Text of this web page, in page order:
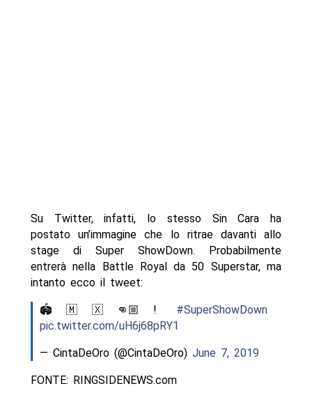
Su Twitter, infatti, lo stesso Sin Cara ha
postato un’immagine che lo ritrae davanti allo
stage di Super ShowDown. Probabilmente
entrerà nella Battle Royal da 50 Superstar, ma
intanto ecco il tweet:
🏟🇲🇽👊🏼! #SuperShowDown
pic.twitter.com/uH6j68pRY1
— CintaDeOro (@CintaDeOro) June 7, 2019
FONTE: RINGSIDENEWS.com